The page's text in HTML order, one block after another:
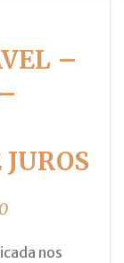
–
0
nos